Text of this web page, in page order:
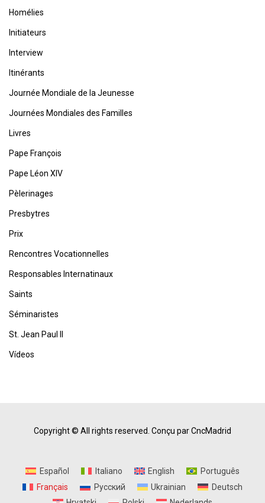
Homélies
Initiateurs
Interview
Itinérants
Journée Mondiale de la Jeunesse
Journées Mondiales des Familles
Livres
Pape François
Pape Léon XIV
Pèlerinages
Presbytres
Prix
Rencontres Vocationnelles
Responsables Internatinaux
Saints
Séminaristes
St. Jean Paul II
Vídeos
Copyright © All rights reserved. Conçu par CncMadrid
Español Italiano English
Português
Français
Русский Ukrainian
Deutsch